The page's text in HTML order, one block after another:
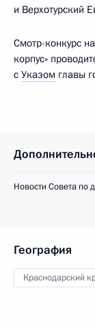
и Верхотурский
Смотр-конкурс
корпус»
с Указом главы
Новости Совета по
География
Краснодарский